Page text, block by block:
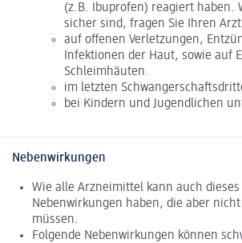
(z.B. Ibuprofen) reagiert haben.
sicher sind, fragen Sie Ihren
auf offenen Verletzungen,
Infektionen der Haut, sowie auf
Schleimhäuten.
im letzten
bei Kindern und Jugendlichen
Nebenwirkungen
Wie alle Arzneimittel kann auch
Nebenwirkungen haben, die aber
müssen.
Folgende Nebenwirkungen können